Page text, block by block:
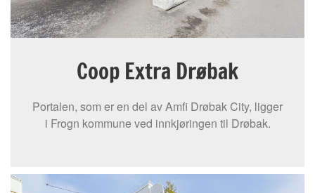
Coop Extra Drøbak
Portalen, som er en del av Amfi Drøbak City, ligger
i Frogn kommune ved innkjøringen til Drøbak.